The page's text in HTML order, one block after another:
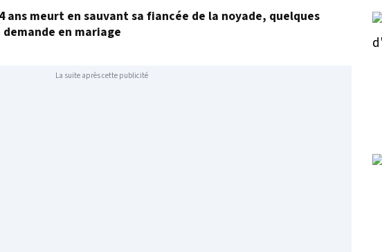
ans meurt en sauvant sa fiancée de la noyade, quelques
demande en mariage
La suite après cette publicité